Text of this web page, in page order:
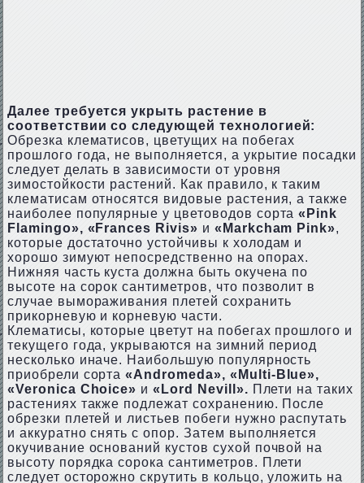
Далее требуется укрыть растение в
соответствии со следующей технологией:
Обрезка клематисов, цветущих на побегах
прошлого года, не выполняется, а укрытие посадки
следует делать в зависимости от уровня
зимостойкости растений. Как правило, к таким
клематисам относятся видовые растения, а также
наиболее популярные у цветоводов сорта«Pink
Flamingo», «Frances Rivis» и «Markcham Pink»,
которые достаточно устойчивы к холодам и
хорошо зимуют непосредственно на опорах.
Нижняя часть куста должна быть окучена по
высоте на сорок сантиметров, что позволит в
случае вымораживания плетей сохранить
прикорневую и корневую части.
Клематисы, которые цветут на побегах прошлого и
текущего года, укрываются на зимний период
несколько иначе. Наибольшую популярность
приобрели сорта«Andromeda», «Multi-Blue»,
«Veronica Choice» и «Lord Nevill». Плети на таких
растениях также подлежат сохранению. После
обрезки плетей и листьев побеги нужно распутать
и аккуратно снять с опор. Затем выполняется
окучивание оснований кустов сухой почвой на
высоту порядка сорока сантиметров. Плети
следует осторожно скрутить в кольцо, уложить на